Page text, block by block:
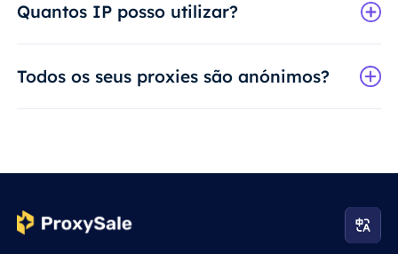
Quantos IP posso utilizar?
Todos os seus proxies são anónimos?